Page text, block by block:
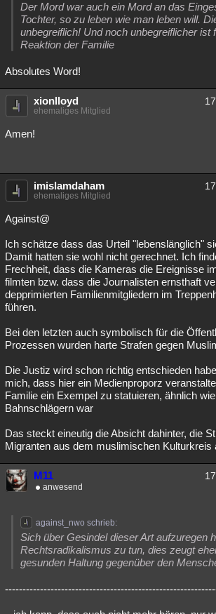
Der Mord war auch ein Mord an das
Tochter, so zu leben wie man leben will.
unbegreiflich! Und noch unbegreiflicher ist
Reaktion der Familie
Absolutes Word!
xionlloyd
ehemaliges Mitglied
Amen!
imislamdaham
ehemaliges Mitglied
Against@
Ich schätze dass das Urteil "lebenslänglich"
Damit hatten sie wohl nicht gerechnet. Ich
Frechheit, dass die Kameras die Ereignisse
filmten bzw. dass die Journalisten ernsthaft
depprimierten Familienmitgliedern im
führen.
Bei den letzten auch symbolisch für die
Prozessen wurden harte Strafen gegen
Die Justiz wird schon richtig entschieden
mich, dass hier ein Medienproporz
Familie ein Exempel zu statuieren, ähnlich
Bahnschlägern war
Das steckt eineutig die Absicht dahinter, die
Migranten aus dem muslimischen Kulturkreis
M11
anwesend
against_nwo schrieb:
Sich über Gesindel dieser Art aufzuregen
Rechtsradikalismus zu tun, dies zeugt
gesunden Haltung gegenüber den